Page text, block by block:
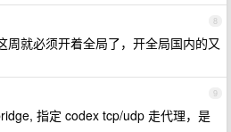
8
周就必须开着全局了，开全局国内的又
9
指定 codex tcp/udp 走代理，是